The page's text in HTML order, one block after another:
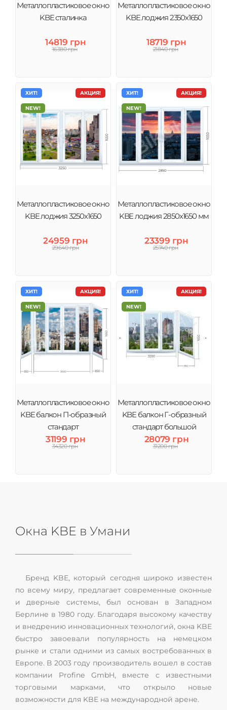
Металлопластиковое окно
KBE сталинка
14819 грн
16380 грн
Металлопластиковое окно
KBE лоджия 2350х1650
18719 грн
21840 грн
АКЦИЯ!
ХИТ!
NEW!
Металлопластиковое окно
KBE лоджия 3250х1650
24959 грн
29640 грн
АКЦИЯ!
ХИТ!
NEW!
Металлопластиковое окно
KBE лоджия 2850х1650 мм
23399 грн
25740 грн
АКЦИЯ!
ХИТ!
NEW!
Металлопластиковое окно
KBE балкон П-образный
стандарт
31199 грн
34320 грн
АКЦИЯ!
ХИТ!
NEW!
Металлопластиковое окно
KBE балкон Г-образный
стандарт большой
28079 грн
31200 грн
Окна KBE в Умани
Бренд KBE, который сегодня широко известен
по всему миру, предлагает современные оконные
и дверные системы, был основан в Западном
Берлине в 1980 году. Благодаря высокому качеству
и внедрению инновационных технологий, окна KBE
быстро завоевали популярность на немецком
рынке и стали одними из самых востребованных в
Европе. В 2003 году производитель вошел в состав
компании Profine GmbH, вместе с известными
торговыми марками, что открыло новые
возможности для KBE на международной арене.